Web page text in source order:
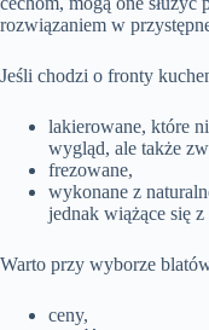
rozwiązaniem w
Jeśli chodzi o fronty
lakierowane, które
wygląd, ale także
frezowane,
wykonane z
jednak wiążące się
Warto przy wyborze
ceny,